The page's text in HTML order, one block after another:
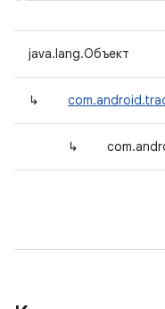
java.lang.Объект
↳
↳